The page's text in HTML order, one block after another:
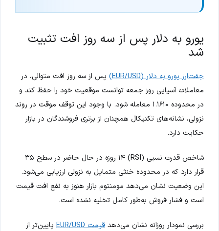
یورو به دلار پس از سه روز افت تثبیت
شد
جفت‌ارز یورو به دلار (EUR/USD)
پس از سه روز افت متوالی، در
معاملات آسیایی روز جمعه توانست موقعیت خود را حفظ کند و
در محدوده ۱.۱۶۱۰ معامله شود. با وجود این توقف موقت در روند
نزولی، نشانه‌های تکنیکال همچنان از برتری فروشندگان در بازار
حکایت دارد.
شاخص قدرت نسبی (RSI) ۱۴ روزه در حال حاضر در سطح ۳۵
قرار دارد که در محدوده خنثی متمایل به نزولی ارزیابی می‌شود.
این وضعیت نشان می‌دهد مومنتوم بازار هنوز به نفع افت قیمت
است و فشار فروش به‌طور کامل تخلیه نشده است.
بررسی نمودار روزانه نشان می‌دهد قیمت EUR/USD
پایین‌تر از